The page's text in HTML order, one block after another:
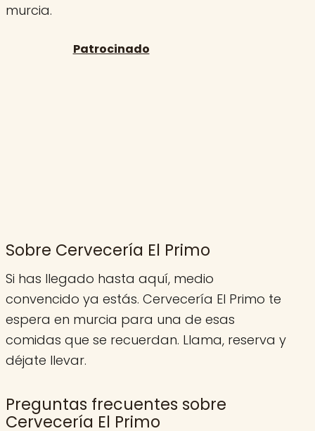
murcia.
Sobre Cervecería El Primo
Si has llegado hasta aquí, medio
convencido ya estás. Cervecería El Primo te
espera en murcia para una de esas
comidas que se recuerdan. Llama, reserva y
déjate llevar.
Preguntas frecuentes sobre
Cervecería El Primo